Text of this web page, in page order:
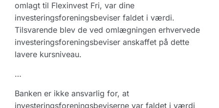
omlagt til Flexinvest Fri, var dine
investeringsforeningsbeviser faldet i værdi.
Tilsvarende blev de ved omlægningen erhvervede
investeringsforeningsbeviser anskaffet på dette
lavere kursniveau.
…
Banken er ikke ansvarlig for, at
investeringsforeningsbeviserne var faldet i værdi